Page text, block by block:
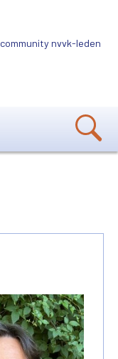
community nvvk-leden